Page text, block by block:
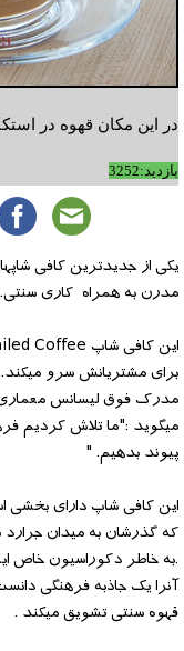
در این مکان قهوه در
بازدید:3252
یکی از جدیدترین کافی
مدرن به همراه کاری سنتی.
برای مشتریانش سرو
میگوید :"ما تلاش کردیم
پیوند بدهیم. "
این کافی شاپ دارای بخشی
که گذرشان به میدان جرارد
.به خاطر دکوراسیون خاص
آنرا یک جاذبه فرهنگی
قهوه سنتی تشویق میکند .